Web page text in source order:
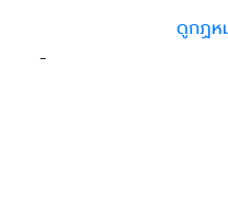
ดูกฏห
-